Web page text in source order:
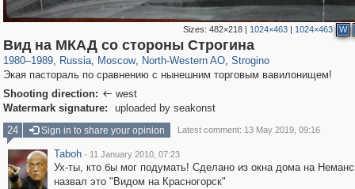
Sizes: 482×218| 1024×463| 1024×463 W
Вид на МКАД со стороны Строгина
1980–1989, Russia
1,406,296 29,243
, Moscow
319,780 8,286
, North-Western AO
8,080 112
, Strogino
1,110 13
Экая пастораль по сравнению с нынешним торговым вавилонищем!
Shooting direction:  west
Watermark signature:
uploaded by seakonst
24
Sign in to share your opinion Latest comment: 13 May 2019, 09:16
Taboh · 11 January 2010, 07:23
Ух-ты, кто бы мог подумать! Сделано из окна дома на
назвал это "Видом на Красногорск"